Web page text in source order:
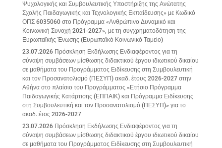
Ψυχολογικής και Συμβουλευτικής Υποστήριξης της Ανώτατης
Σχολής Παιδαγωγικής και Τεχνολογικής Εκπαίδευσης» με Κωδικό
ΟΠΣ 6035060 στο Πρόγραμμα «Ανθρώπινο Δυναμικό και
Κοινωνική Συνοχή 2021-2027», με τη συγχρηματοδότηση της
Ευρωπαϊκής Ένωσης (Ευρωπαϊκό Κοινωνικό Ταμείο)
23.07.2026 Πρόσκληση Εκδήλωσης Ενδιαφέροντος για τη
σύναψη συμβάσεων μίσθωσης διδακτικού έργου ιδιωτικού δικαίου
σε μαθήματα του Προγράμματος Ειδίκευσης στη Συμβουλευτική
και τον Προσανατολισμό (ΠΕΣΥΠ) ακαδ. έτους 2026-2027 στην
Αθήνα στο πλαίσιο του Προγράμματος «Ετήσιο Πρόγραμμα
Παιδαγωγικής Κατάρτισης (ΕΠΠΑΙΚ) και Πρόγραμμα Ειδίκευσης
στη Συμβουλευτική και τον Προσανατολισμό (ΠΕΣΥΠ)» για το
ακαδ. έτος 2026-2027
23.07.2026 Πρόσκληση Εκδήλωσης Ενδιαφέροντος για τη
σύναψη συμβάσεων μίσθωσης διδακτικού έργου ιδιωτικού δικαίου
σε μαθήματα του Προγράμματος Ειδίκευσης στη Συμβουλευτική